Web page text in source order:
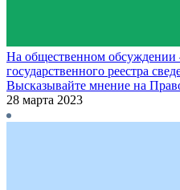
На общественном обсуждении
государственного реестра
Высказывайте мнение на
28 марта 2023